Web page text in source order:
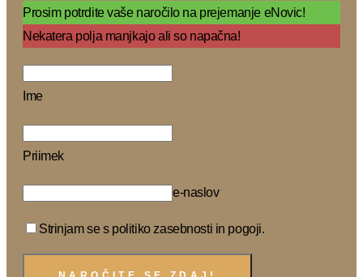
Prosim potrdite vaše naročilo na prejemanje eNovic!
Nekatera polja manjkajo ali so napačna!
Ime
Priimek
e-naslov
Strinjam se s politiko zasebnosti in pogoji.